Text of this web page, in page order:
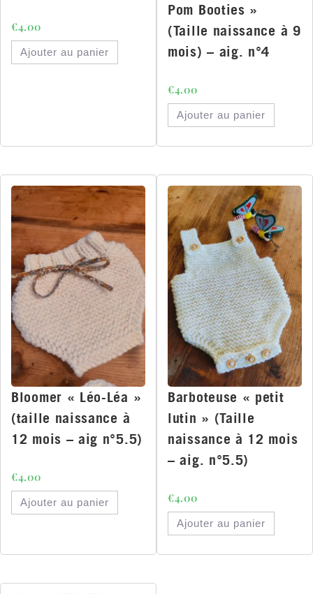
€4.00
Ajouter au panier
Pom Booties »
(Taille naissance à 9
mois) – aig. n°4
€4.00
Ajouter au panier
Bloomer « Léo-Léa »
(taille naissance à
12 mois – aig n°5.5)
€4.00
Ajouter au panier
Barboteuse « petit
lutin » (Taille
naissance à 12 mois
– aig. n°5.5)
€4.00
Ajouter au panier